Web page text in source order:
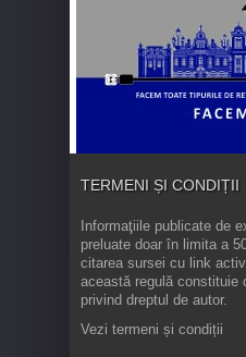
TERMENI ȘI CONDIȚII
Informaţiile publicate de
preluate doar în limita a
citarea sursei cu link
această regulă constituie
privind dreptul de autor.
Vezi termeni și condiții